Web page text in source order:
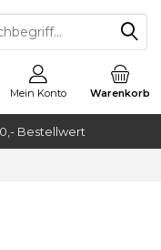
Bestellwert
Warenkorb
Mein Konto